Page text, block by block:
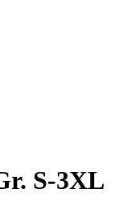
S-3XL